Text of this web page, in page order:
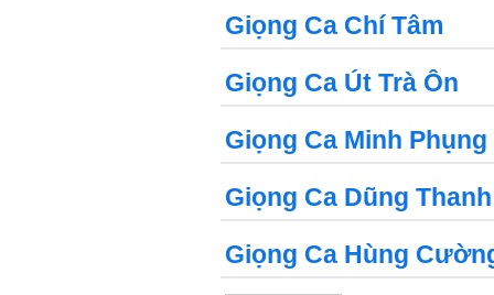
Giọng Ca Chí Tâm
Giọng Ca Út Trà Ôn
Giọng Ca Minh
Giọng Ca Dũng
Giọng Ca Hùng